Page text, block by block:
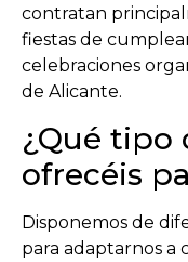
contratan
fiestas de
celebraciones
de Alicante.
¿Qué tipo
ofrecéis
Disponemos de
para adaptarnos a